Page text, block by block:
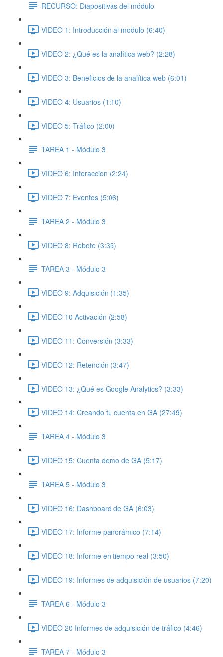
RECURSO: Diapositivas del módulo
VIDEO 1: Introducción al modulo (6:40)
VIDEO 2: ¿Qué es la analítica web? (2:28)
VIDEO 3: Beneficios de la analítica web (6:01)
VIDEO 4: Usuarios (1:10)
VIDEO 5: Tráfico (2:00)
TAREA 1 - Módulo 3
VIDEO 6: Interaccion (2:24)
VIDEO 7: Eventos (5:06)
TAREA 2 - Módulo 3
VIDEO 8: Rebote (3:35)
TAREA 3 - Módulo 3
VIDEO 9: Adquisición (1:35)
VIDEO 10 Activación (2:58)
VIDEO 11: Conversión (3:33)
VIDEO 12: Retención (3:47)
VIDEO 13: ¿Qué es Google Analytics? (3:33)
VIDEO 14: Creando tu cuenta en GA (27:49)
TAREA 4 - Módulo 3
VIDEO 15: Cuenta demo de GA (5:17)
TAREA 5 - Módulo 3
VIDEO 16: Dashboard de GA (6:03)
VIDEO 17: Informe panorámico (7:14)
VIDEO 18: Informe en tiempo real (3:50)
VIDEO 19: Informes de adquisición de usuarios (7:20)
TAREA 6 - Módulo 3
VIDEO 20 Informes de adquisición de tráfico (4:46)
TAREA 7 - Módulo 3